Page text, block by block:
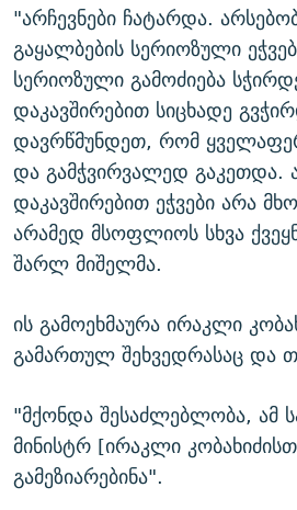
"არჩევნები ჩატარდა.
გაყალბების სერიოზული
სერიოზული გამოძიება
დაკავშირებით სიცხადე
დავრწმუნდეთ, რომ
და გამჭვირვალედ გაკეთდა.
დაკავშირებით ეჭვები არა
არამედ მსოფლიოს სხვა
შარლ მიშელმა.
ის გამოეხმაურა ირაკლი
გამართულ შეხვედრასაც და
"მქონდა შესაძლებლობა, ამ
მინისტრ [ირაკლი
გამეზიარებინა".